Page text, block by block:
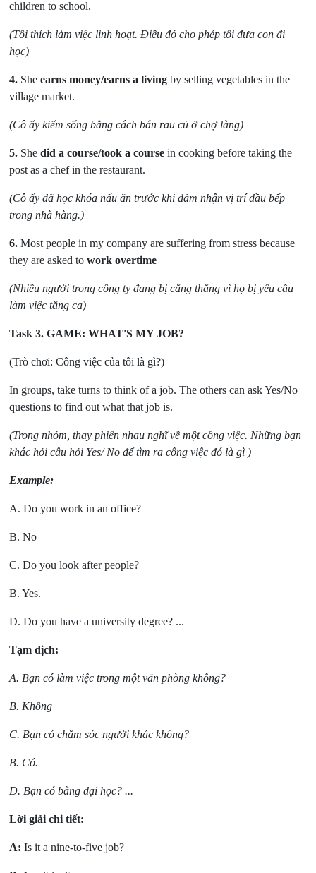
children to school.
(Tôi thích làm việc linh hoạt. Điều đó cho phép tôi đưa con đi
học)
4. Sheearns money/earns a living by selling vegetables in the
village market.
(Cô ấy kiếm sống bằng cách bán rau củ ở chợ làng)
5. Shedid a course/took a course in cooking before taking the
post as a chef in the restaurant.
(Cô ấy đã học khóa nấu ăn trước khi đảm nhận vị trí đầu bếp
trong nhà hàng.)
6. Most people in my company are suffering from stress because
they are asked towork overtime
(Nhiều người trong công ty đang bị căng thẳng vì họ bị yêu cầu
làm việc tăng ca)
Task 3.GAME: WHAT'S MY JOB?
(Trò chơi: Công việc của tôi là gì?)
In groups, take turns to think of a job. The others can ask Yes/No
questions to find out what that job is.
(Trong nhóm, thay phiên nhau nghĩ về một công việc. Những bạn
khác hỏi câu hỏi Yes/ No để tìm ra công việc đó là gì )
Example:
A. Do you work in an office?
B. No
C. Do you look after people?
B. Yes.
D. Do you have a university degree? ...
Tạm dịch:
A. Bạn có làm việc trong một văn phòng không?
B. Không
C. Bạn có chăm sóc người khác không?
B. Có.
D. Bạn có bằng đại học? ...
Lời giải chi tiết:
A: Is it a nine-to-five job?